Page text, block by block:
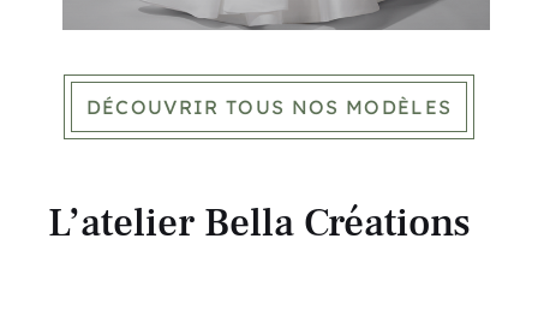
DÉCOUVRIR TOUS NOS MODÈLES
L’atelier Bella Créations